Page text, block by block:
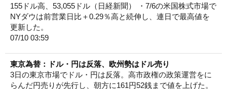
155ドル高、53,055ドル（日経新聞） ・7/6の米国株式市場で
NYダウは前営業日比＋0.29％高と続伸し、連日で最高値を
更新した。
07/10 03:59
東京為替：ドル・円は反落、欧州勢はドル売り
3日の東京市場でドル・円は反落。高市政権の政策運営をに
らんだ円売りが先行し、朝方に161円52銭まで値を上げた。